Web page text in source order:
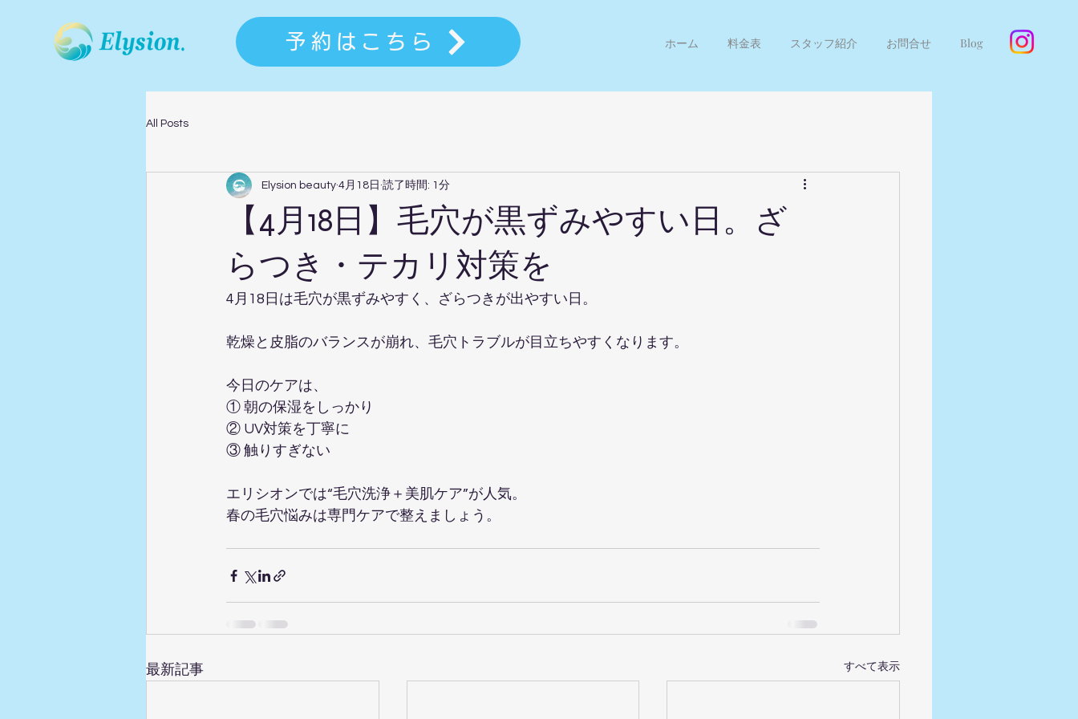
ホーム 料金表 スタッフ紹介 お問合せ Blog
予約はこちら
All Posts
【4月18日】毛穴が黒ずみやすい日。ざ
らつき・テカリ対策を
Elysion beauty 4月18日 読了時間: 1分
4月18日は毛穴が黒ずみやすく、ざらつきが出やすい日。
乾燥と皮脂のバランスが崩れ、毛穴トラブルが目立ちやすくなります。
今日のケアは、
① 朝の保湿をしっかり
② UV対策を丁寧に
③ 触りすぎない
エリシオンでは“毛穴洗浄＋美肌ケア”が人気。
春の毛穴悩みは専門ケアで整えましょう。
最新記事 すべて表示